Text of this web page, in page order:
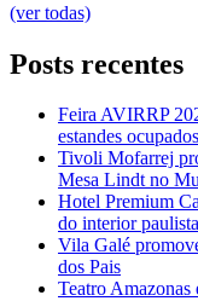
(ver todas)
Posts recentes
Feira AVIRRP
estandes ocupados
Tivoli Mofarrej
Mesa Lindt no
Hotel Premium
do interior paulista
Vila Galé
dos Pais
Teatro Amazonas